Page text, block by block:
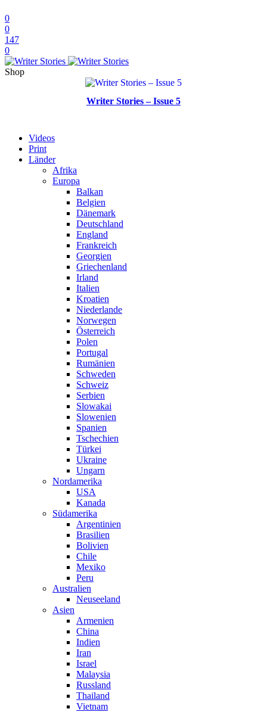
0
0
147
0
Shop
Writer Stories – Issue 5
Videos
Print
Länder
Afrika
Europa
Balkan
Belgien
Dänemark
Deutschland
England
Frankreich
Georgien
Griechenland
Irland
Italien
Kroatien
Niederlande
Norwegen
Österreich
Polen
Portugal
Rumänien
Schweden
Schweiz
Serbien
Slowakai
Slowenien
Spanien
Tschechien
Türkei
Ukraine
Ungarn
Nordamerika
USA
Kanada
Südamerika
Argentinien
Brasilien
Bolivien
Chile
Mexiko
Peru
Australien
Neuseeland
Asien
Armenien
China
Indien
Iran
Israel
Malaysia
Russland
Thailand
Vietnam